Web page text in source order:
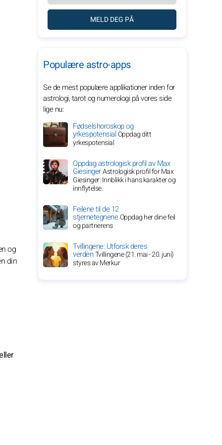
og
din
MELD DEG PÅ
Populære astro-apps
Se de mest populære applikationer inden for
astrologi, tarot og numerologi på vores side
lige nu:
Fødselshoroskop og
yrkespotensialOppdag ditt
yrkespotensial
Oppdag astrologisk profil av Max
GiesingerAstrologisk profil for Max
Giesinger: Innblikk i hans karakter og
innflytelse.
Feilene til de 12
stjernetegneneOppdag her dine feil
og partnerens
Tvillingene: Utforsk deres
verdenTvillingene (21. mai - 20. juni)
styres av Merkur